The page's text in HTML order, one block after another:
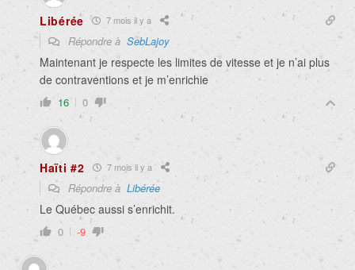
Libérée 7 mois il y a
Répondre à SebLajoy
Maintenant je respecte les limites de vitesse et je n’ai plus
de contraventions et je m’enrichie
16 0
Haïti #2 7 mois il y a
Répondre à Libérée
Le Québec aussi s’enrichit.
0 -9